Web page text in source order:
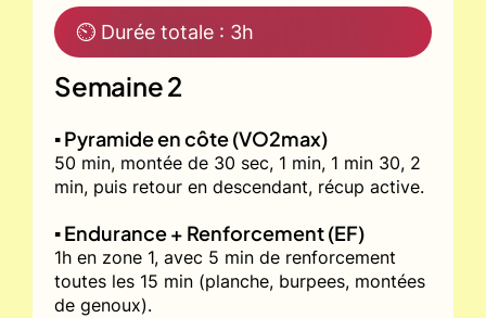
⏲ Durée totale : 3h
Semaine 2
▪️ Pyramide en côte (VO2max)
50 min, montée de 30 sec, 1 min, 1 min 30, 2
min, puis retour en descendant, récup active.
▪️ Endurance + Renforcement (EF)
1h en zone 1, avec 5 min de renforcement
toutes les 15 min (planche, burpees, montées
de genoux).